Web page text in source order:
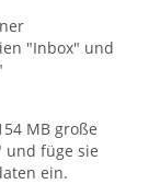
"Inbox" und
MB große
und füge sie
ein.